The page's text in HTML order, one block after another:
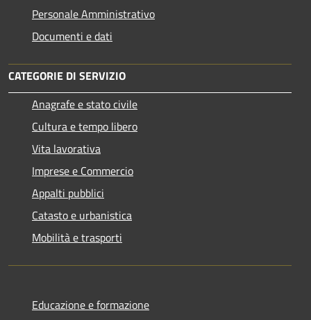
Personale Amministrativo
Documenti e dati
CATEGORIE DI SERVIZIO
Anagrafe e stato civile
Cultura e tempo libero
Vita lavorativa
Imprese e Commercio
Appalti pubblici
Catasto e urbanistica
Mobilità e trasporti
Educazione e formazione